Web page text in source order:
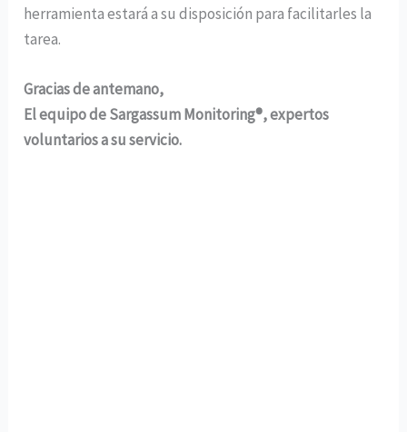
herramienta estará a su disposición para facilitarles la
tarea.
Gracias de antemano,
El equipo de Sargassum Monitoring®, expertos
voluntarios a su servicio.